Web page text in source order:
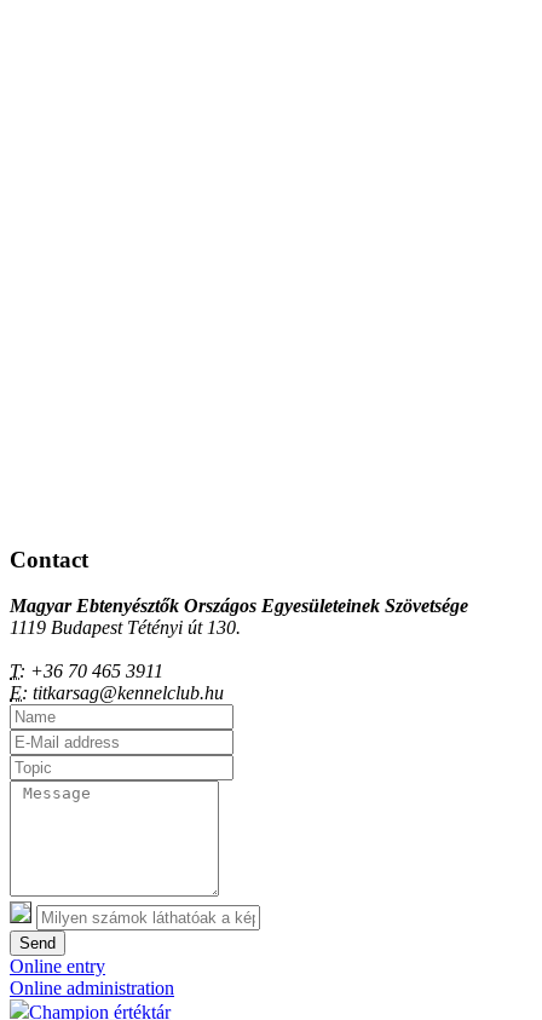
Contact
Magyar Ebtenyésztők Országos Egyesületeinek Szövetsége
1119 Budapest Tétényi út 130.
T: +36 70 465 3911
E: titkarsag@kennelclub.hu
Send
Online entry
Online administration
Champion értéktár